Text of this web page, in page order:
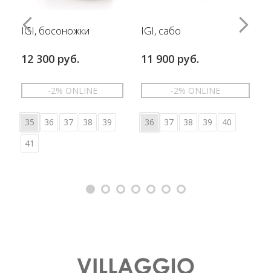
IGI, босоножки
12 300 руб.
-2% ONLINE
35 36 37 38
39
41
IGI, сабо
11 900 руб.
-2% ONLINE
36 37 38 39 40